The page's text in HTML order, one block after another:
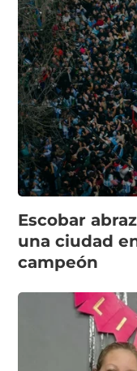
Escobar
una ciudad
campeón